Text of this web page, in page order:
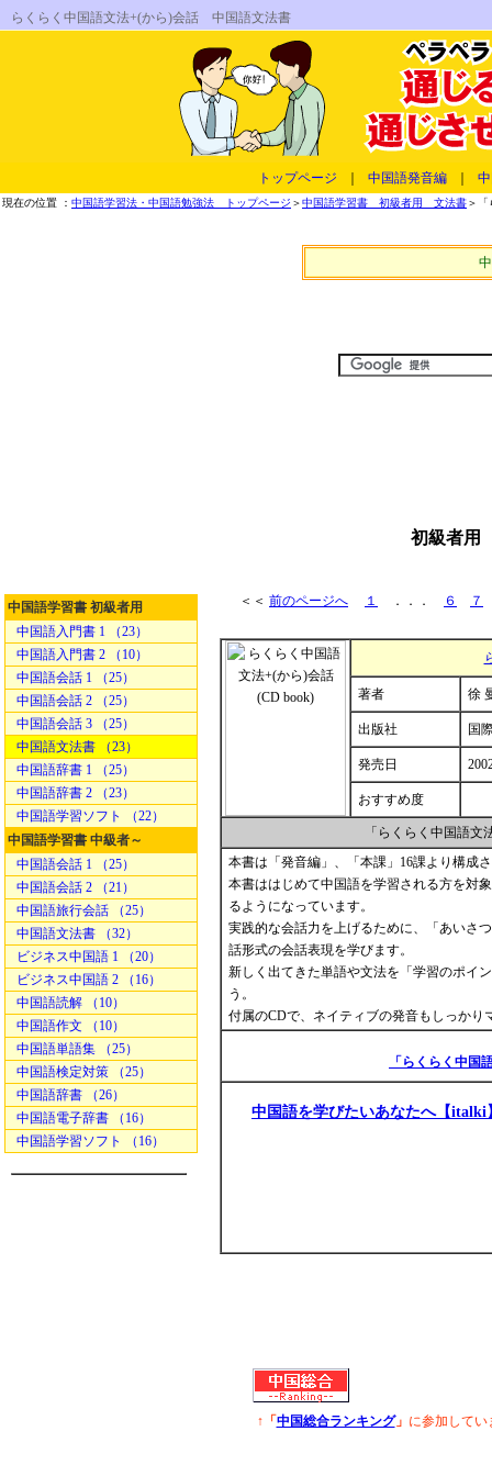
らくらく中国語文法+(から)会話 中国語文法書
トップページ 中国語発音編
現在の位置 ： 中国語学習法・中国語勉強法 トップページ ＞中国語学習書 初級者用 文法書＞
初級者用
中国語学習書 初級者用
中国語入門書 1 （23）
中国語入門書 2 （10）
中国語会話 1 （25）
中国語会話 2 （25）
中国語会話 3 （25）
中国語文法書 （23）
中国語辞書 1 （25）
中国語辞書 2 （23）
中国語学習ソフト （22）
中国語学習書 中級者～
中国語会話 1 （25）
中国語会話 2 （21）
中国語旅行会話 （25）
中国語文法書 （32）
ビジネス中国語 1 （20）
ビジネス中国語 2 （16）
中国語読解 （10）
中国語作文 （10）
中国語単語集 （25）
中国語検定対策 （25）
中国語辞書 （26）
中国語電子辞書 （16）
中国語学習ソフト （16）
＜＜ 前のページへ １ ．．． ６ ７
著者 徐
出版社 国
発売日
おすすめ度
「らくらく中国語
本書は「発音編」、「本課」16課より構成
本書ははじめて中国語を学習される方を対
るようになっています。
実践的な会話力を上げるために、「あいさ
話形式の会話表現を学びます。
新しく出てきた単語や文法を「学習のポイ
う。
付属のCDで、ネイティブの発音もしっかり
「らくらく中国
中国語を学びたいあなたへ【italki
↑「 中国総合ランキング」 に参加してい